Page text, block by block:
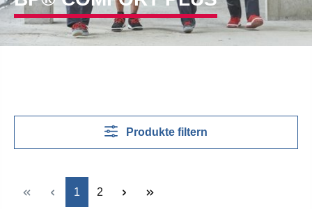
Produkte filtern
Seite
1 Seite
2